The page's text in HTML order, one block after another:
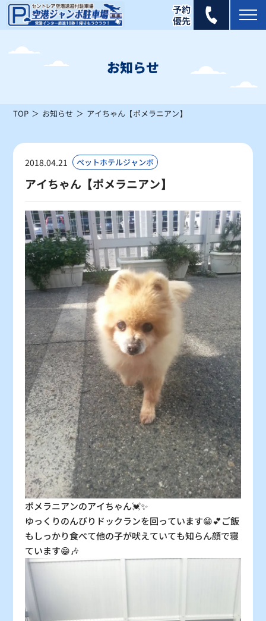
2025年 8月
日
1 2
×
3 4 5 6 7
10
×
11
×
12
×
13
×
14
×
× × × × × × ×
24
×
25
×
26
×
27
×
28
×
29
×
30
×
×
：シーズン料金 〇：空車
：残り僅か ×：満車
お知らせ
TOP お知らせ アイちゃん【ポメラニアン】
2018.04.21 ペットホテルジャンボ
アイちゃん【ポメラニアン】
ポメラニアンのアイちゃん💓✨
ゆっくりのんびりドックランを回っています😁💕ご飯
もしっかり食べて他の子が吠えていても知らん顔で寝
ています😁🎶